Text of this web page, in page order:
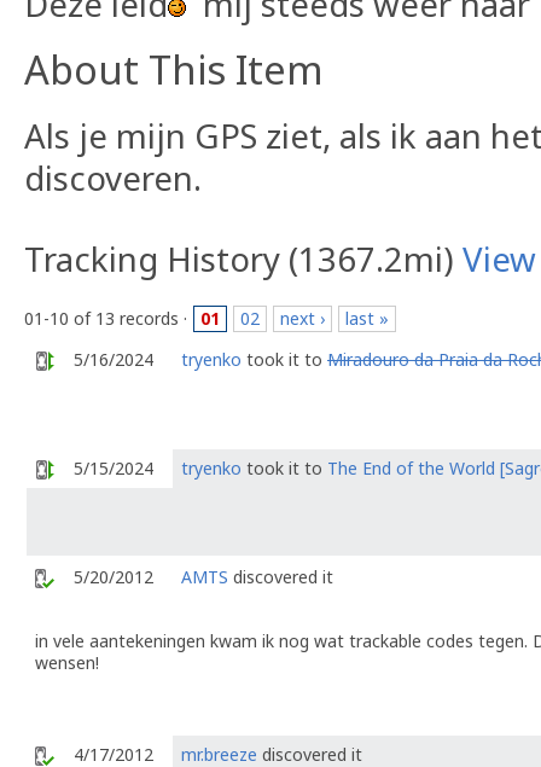
About This Item
Als je mijn GPS ziet, als ik aan
discoveren.
Tracking History (1367.2mi)
01-10 of 13 records · 01 02 next ›
last »
5/16/2024
tryenko took it to Miradouro da Praia da
5/15/2024 tryenko took it to The End of the World
5/20/2012 AMTS discovered it
in vele aantekeningen kwam ik nog wat trackable codes tegen.
wensen!
4/17/2012 mr.breeze discovered it